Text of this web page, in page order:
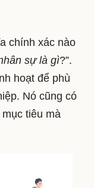
chính xác nào
sự là gì?”.
hoạt để phù
Nó cũng có
tiêu mà